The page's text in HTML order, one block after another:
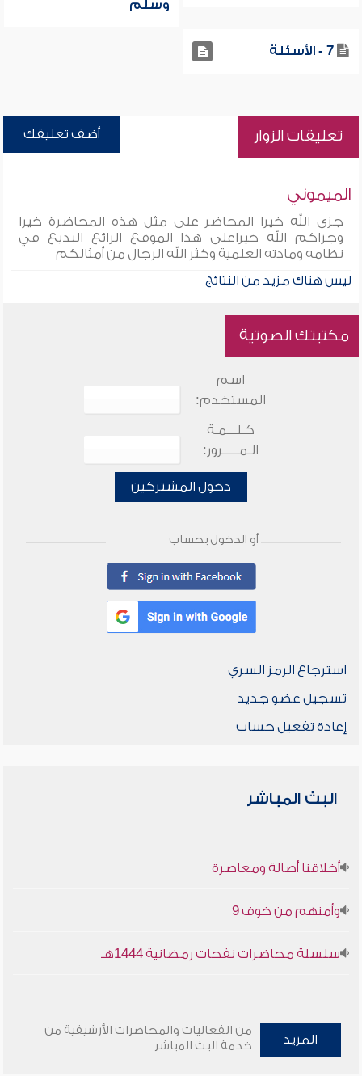
وسلم
7 - الأسئلة
تعليقات الزوار أضف تعليقك
الميموني
جزى الله خيرا المحاضر على مثل هذه المحاضرة خيرا
وجزاكم الله خيراعلى هذا الموقع الرائع البديع في
نظامه ومادته العلمية وكثر الله الرجال من أمثالكم
ليس هناك مزيد من النتائج
مكتبتك الصوتية
اسم
المستخدم:
كـلـــمـة
الـمـــــرور:
دخول المشتركين
أو الدخول بحساب
استرجاع الرمز السري
تسجيل عضو جديد
إعادة تفعيل حساب
البث المباشر
أخلاقنا أصالة ومعاصرة
وأمنهم من خوف 9
سلسلة محاضرات نفحات رمضانية 1444هـ
المزيد
من الفعاليات والمحاضرات الأرشيفية من
خدمة البث المباشر